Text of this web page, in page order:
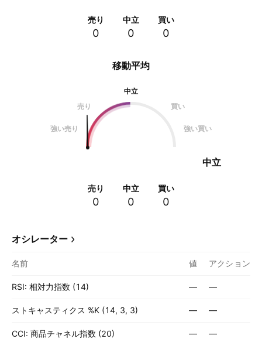
売り
0
中立
0
買い
0
移動平均
中立
売り
買い
強い売り 強い買い
中立
売り
0
中立
0
買い
0
オシレーター
名前 値 アクション
RSI: 相対力指数 (14) — —
ストキャスティクス %K (14, 3, 3) — —
CCI: 商品チャネル指数 (20) — —